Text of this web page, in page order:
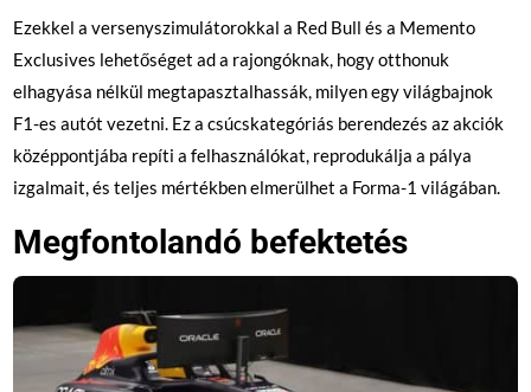
Ezekkel a versenyszimulátorokkal a Red Bull és a Memento
Exclusives lehetőséget ad a rajongóknak, hogy otthonuk
elhagyása nélkül megtapasztalhassák, milyen egy világbajnok
F1-es autót vezetni. Ez a csúcskategóriás berendezés az akciók
középpontjába repíti a felhasználókat, reprodukálja a pálya
izgalmait, és teljes mértékben elmerülhet a Forma-1 világában.
Megfontolandó befektetés